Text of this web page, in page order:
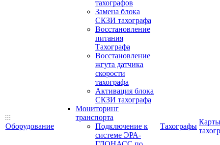
Оборудование
тахографов
Замена блока
СКЗИ тахографа
Восстановление
питания
Тахографа
Восстановление
жгута датчика
скорости
тахографа
Активация блока
СКЗИ тахографа
Мониторинг
транспорта
Подключение к
системе ЭРА-
Тахографы
Карты